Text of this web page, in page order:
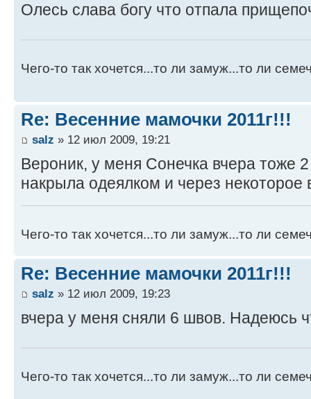
Олесь слава богу что отпала
Чего-то так хочется...то ли замуж...то ли
Re: Весенние мамочки 2011г!!!
salz » 12 июл 2009, 19:21
Вероник, у меня Сонечка вчера тоже
накрыла одеялком и через
Чего-то так хочется...то ли замуж...то ли
Re: Весенние мамочки 2011г!!!
salz » 12 июл 2009, 19:23
вчера у меня сняли 6 швов. Надеюсь
Чего-то так хочется...то ли замуж...то ли